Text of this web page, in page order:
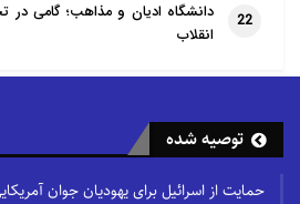
22
دانشگاه ادیان و مذاهب؛ گامی در
انقلاب
توصیه شده
حمایت از اسرائیل برای یهودیان جوان